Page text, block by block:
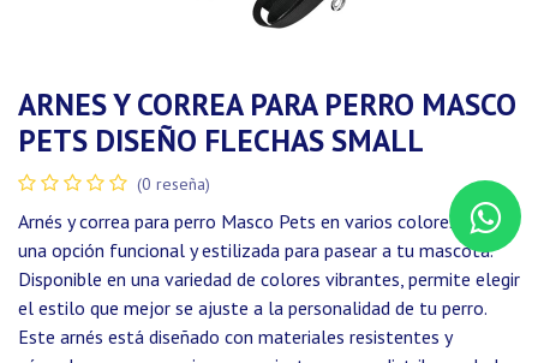
ARNES Y CORREA PARA PERRO MASCO
PETS DISEÑO FLECHAS SMALL
(0 reseña)
Arnés y correa para perro Masco Pets en varios colores ofrece
una opción funcional y estilizada para pasear a tu mascota.
Disponible en una variedad de colores vibrantes, permite elegir
el estilo que mejor se ajuste a la personalidad de tu perro.
Este arnés está diseñado con materiales resistentes y